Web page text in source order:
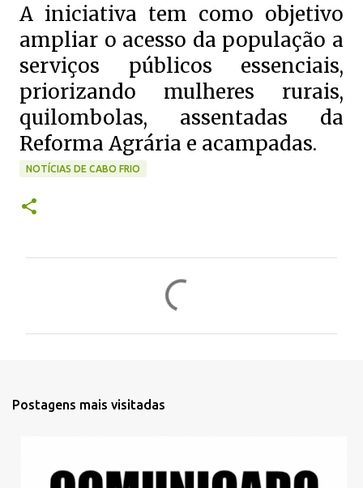
A iniciativa tem como objetivo
ampliar o acesso da população a
serviços públicos essenciais,
priorizando mulheres rurais,
quilombolas, assentadas da
Reforma Agrária e acampadas.
NOTÍCIAS DE CABO FRIO
Postagens mais visitadas